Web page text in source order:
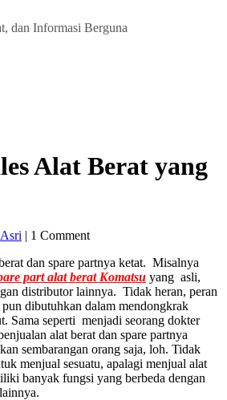
dan Informasi Berguna
Alat Berat yang
| 1 Comment
dan spare partnya ketat. Misalnya
part alat berat Komatsu yang asli,
distributor lainnya. Tidak heran, peran
pun dibutuhkan dalam mendongkrak
Sama seperti menjadi seorang dokter
alat berat dan spare partnya
sembarangan orang saja, loh. Tidak
menjual sesuatu, apalagi menjual alat
banyak fungsi yang berbeda dengan